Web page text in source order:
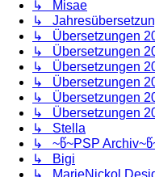
↳ Misae
↳
↳ Übersetzungen
↳ Übersetzungen
↳ Übersetzungen
↳ Übersetzungen
↳ Übersetzungen
↳ Übersetzungen
↳ Stella
↳ ~წ~PSP
↳ Bigi
↳ MarieNickol